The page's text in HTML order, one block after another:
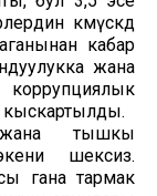
көмүскөдө
кабар
жана
кыскартылды.
жана тышкы
шексиз.
гана тармак